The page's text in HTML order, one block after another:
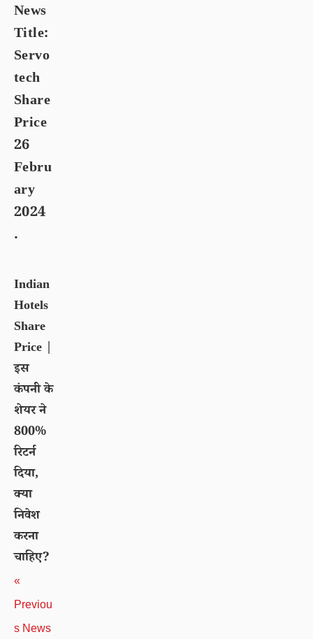
News
Title:
Servo
tech
Share
Price
26
Febru
ary
2024
.
Indian
Hotels
Share
Price |
इस
कंपनी के
शेयर ने
800%
रिटर्न
दिया,
क्या
निवेश
करना
चाहिए?
«
Previou
s News